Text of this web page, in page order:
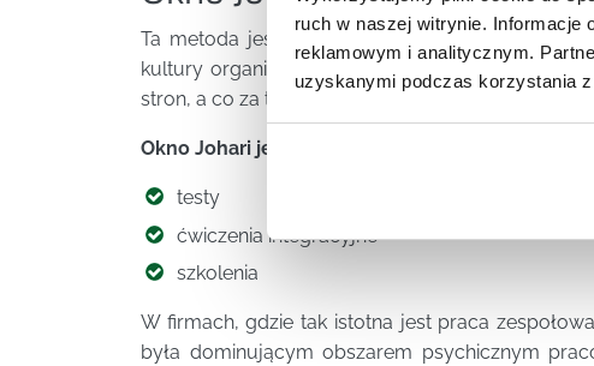
ruch w naszej witrynie. Informacje
reklamowym i analitycznym.
uzyskanymi podczas korzystania z
Ta metoda jest coraz częściej stosowana w
kultury organizacji. Jest ważnym narzędziem
stron, a co za tym idzie zadań, do których jest
Okno Johari jest wykorzystywane przez firmy na
testy
ćwiczenia integracyjne
szkolenia
W firmach, gdzie tak istotna jest praca
była dominującym obszarem psychicznym